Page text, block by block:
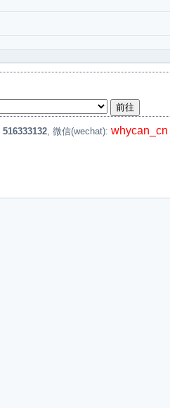
516333132, 微信(wechat): whycan_cn